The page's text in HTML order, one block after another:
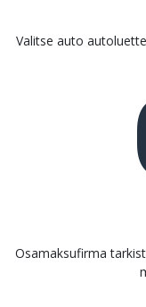
Valitse auto
Osamaksufirma